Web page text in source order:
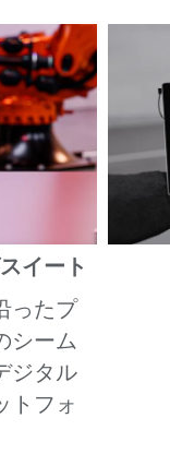
イート
ったプ
シーム
ジタル
トフォ